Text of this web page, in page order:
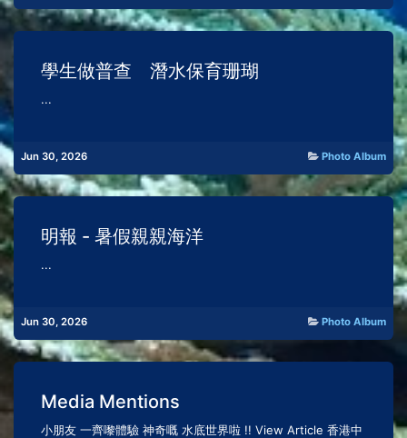
學生做普查 潛水保育珊瑚
...
Jun 30, 2026 Photo Album
明報 - 暑假親親海洋
...
Jun 30, 2026 Photo Album
Media Mentions
小朋友 一齊嚟體驗 神奇嘅 水底世界啦 !! View Article 香港中